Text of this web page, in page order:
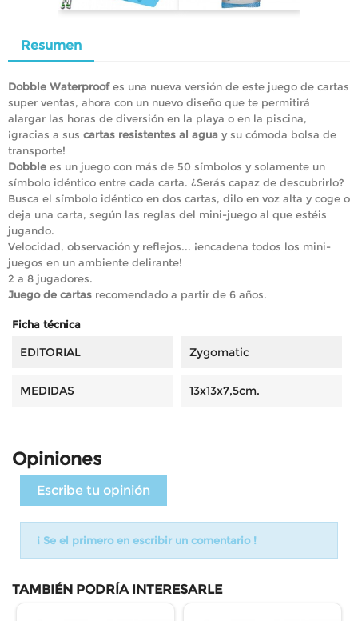
Resumen
Dobble Waterproofes una nueva versión de este juego de cartas
super ventas, ahora con un nuevo diseño que te permitirá
alargar las horas de diversión en la playa o en la piscina,
¡gracias a sus cartas resistentes al agua y su cómoda bolsa de
transporte!
Dobble es un juego con más de 50 símbolos y solamente un
símbolo idéntico entre cada carta. ¿Serás capaz de descubrirlo?
Busca el símbolo idéntico en dos cartas, dilo en voz alta y coge o
deja una carta, según las reglas del mini-juego al que estéis
jugando.
Velocidad, observación y reflejos... ¡encadena todos los mini-
juegos en un ambiente delirante!
2 a 8 jugadores.
Juego de cartas recomendado a partir de 6 años.
Ficha técnica
EDITORIAL Zygomatic
MEDIDAS 13x13x7,5cm.
Opiniones
Escribe tu opinión
¡ Se el primero en escribir un comentario !
TAMBIÉN PODRÍA INTERESARLE